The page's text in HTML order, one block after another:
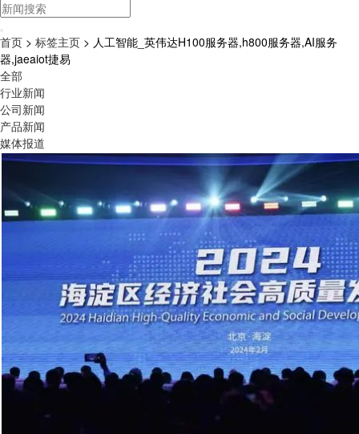
首页 > 标签主页 > 人工智能_英伟达H100服务器,h800服务器,AI服务
器,jaeaiot捷易
全部
行业新闻
公司新闻
产品新闻
媒体报道